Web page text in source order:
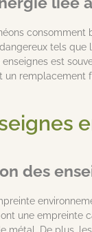
consomment
tels
enseignes est
un
des
une empreinte